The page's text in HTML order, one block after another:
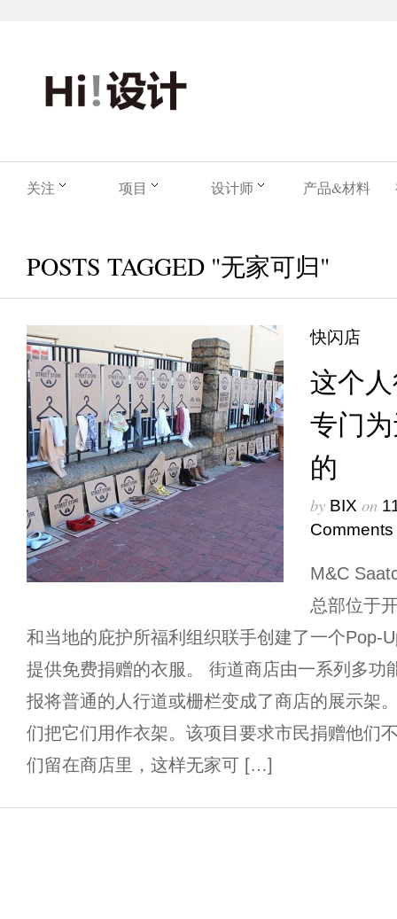
关注 项目 设计师 产品&材料
POSTS TAGGED "无家可归"
快闪店
这个
专门
的
by BIX on
Comments
M&C
总部位于
和当地的庇护所福利组织联手创建了一个Pop-
提供免费捐赠的衣服。 街道商店由一系列多功
报将普通的人行道或栅栏变成了商店的展示架
们把它们用作衣架。该项目要求市民捐赠他们
们留在商店里，这样无家可 […]